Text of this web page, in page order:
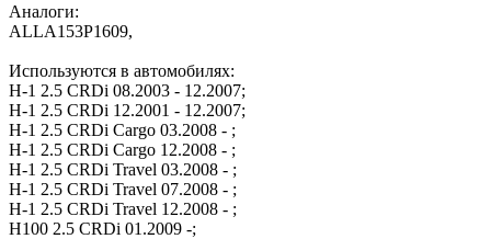
Аналоги:
ALLA153P1609,
Используются в автомобилях:
H-1 2.5 CRDi 08.2003 - 12.2007;
H-1 2.5 CRDi 12.2001 - 12.2007;
H-1 2.5 CRDi Cargo 03.2008 - ;
H-1 2.5 CRDi Cargo 12.2008 - ;
H-1 2.5 CRDi Travel 03.2008 - ;
H-1 2.5 CRDi Travel 07.2008 - ;
H-1 2.5 CRDi Travel 12.2008 - ;
H100 2.5 CRDi 01.2009 -;